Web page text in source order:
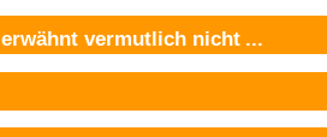
erwähnt vermutlich nicht ...